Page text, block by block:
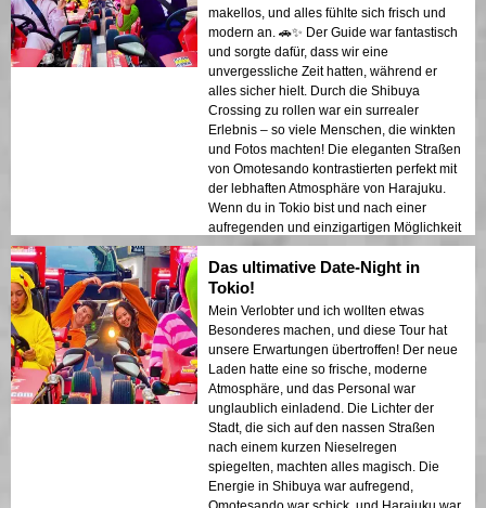
makellos, und alles fühlte sich frisch und
modern an. 🚗✨ Der Guide war fantastisch
und sorgte dafür, dass wir eine
unvergessliche Zeit hatten, während er
alles sicher hielt. Durch die Shibuya
Crossing zu rollen war ein surrealer
Erlebnis – so viele Menschen, die winkten
und Fotos machten! Die eleganten Straßen
von Omotesando kontrastierten perfekt mit
der lebhaften Atmosphäre von Harajuku.
Wenn du in Tokio bist und nach einer
aufregenden und einzigartigen Möglichkeit
suchst, die Stadt zu erkunden, dann ist das
genau das Richtige!
Das ultimative Date-Night in
Tokio!
Mein Verlobter und ich wollten etwas
Besonderes machen, und diese Tour hat
unsere Erwartungen übertroffen! Der neue
Laden hatte eine so frische, moderne
Atmosphäre, und das Personal war
unglaublich einladend. Die Lichter der
Stadt, die sich auf den nassen Straßen
nach einem kurzen Nieselregen
spiegelten, machten alles magisch. Die
Energie in Shibuya war aufregend,